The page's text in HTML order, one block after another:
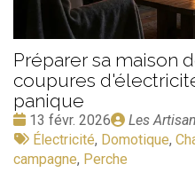
Préparer sa maison
coupures
panique
Date
:
13 févr. 2026
Publié
par
Les
Tags
:
Électricité, Domotique,
campagne, Perche